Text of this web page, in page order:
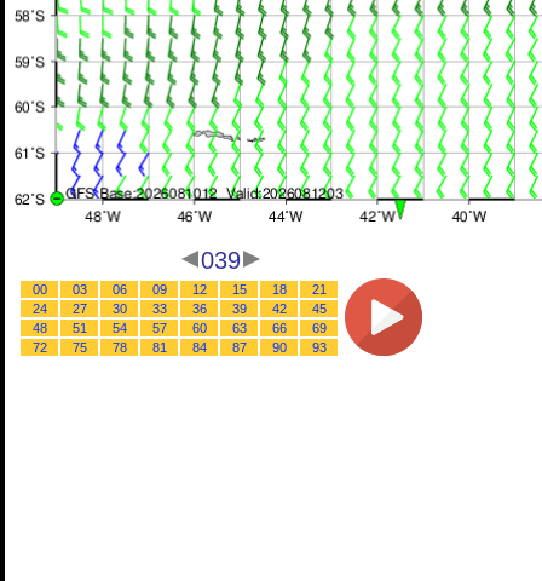
039
00 03 06 09 12 15 18
21
24
27 30 33 36 39 42
45
48
51 54 57 60 63 66
69
72
75 78 81 84 87 90 93